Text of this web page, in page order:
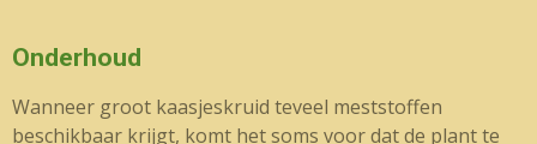
Onderhoud
Wanneer groot kaasjeskruid teveel meststoffen
beschikbaar krijgt, komt het soms voor dat de plant te